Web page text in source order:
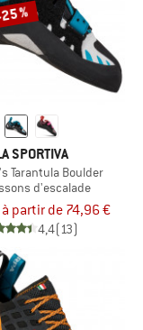
%
SPORTIVA
Tarantula Boulder
d'escalade
à partir de 74,96 €
4,4(13)